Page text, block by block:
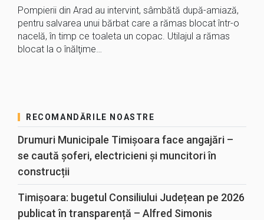
Pompierii din Arad au intervint, sâmbătă după-amiază,
pentru salvarea unui bărbat care a rămas blocat într-o
nacelă, în timp ce toaleta un copac. Utilajul a rămas
blocat la o înălţime…
RECOMANDĂRILE NOASTRE
Drumuri Municipale Timișoara face angajări –
se caută șoferi, electricieni și muncitori în
construcții
Timișoara: bugetul Consiliului Județean pe 2026
publicat în transparență – Alfred Simonis